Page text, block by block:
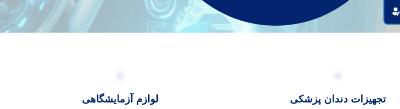
تجهیزات دندان پزشکی لوازم آزمایشگاهی